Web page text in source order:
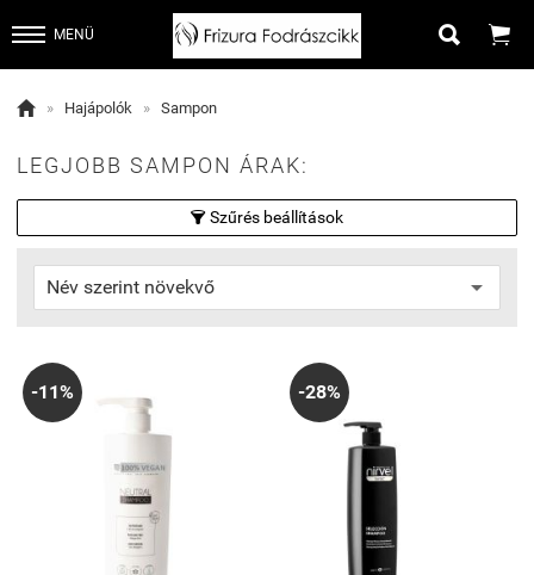
MENÜ  
 » Hajápolók » Sampon
LEGJOBB SAMPON ÁRAK:
 Szűrés beállítások
-11% -28%